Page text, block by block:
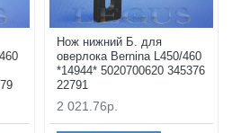
Нож нижний Б. для
оверлока Bernina L450/460
*14944* 5020700620 345376
22791
2 021.76р.